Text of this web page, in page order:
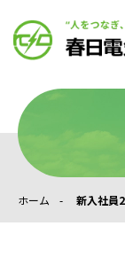
ホーム 新入社員